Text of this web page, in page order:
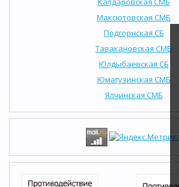
Максютовская СМБ
Подгорнская СБ
Тавакановская СМБ
Юлдыбаевская СБ
Юмагузинская СМБ
Ялчинская СМБ